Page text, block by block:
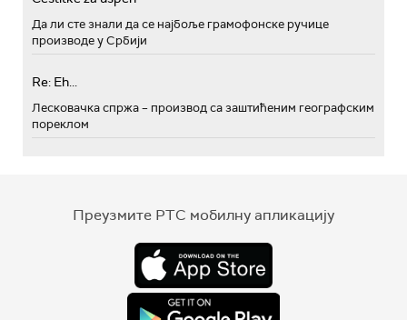
Да ли сте знали да се најбоље грамофонске ручице
производе у Србији
Re: Eh...
Лесковачка спржа – производ са заштићеним географским
пореклом
Преузмите РТС мобилну апликацију